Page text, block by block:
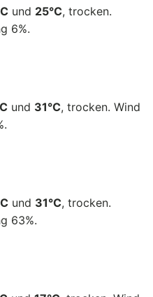
und 25°C, trocken.
6%.
und 31°C, trocken. Wind
und 31°C, trocken.
63%.